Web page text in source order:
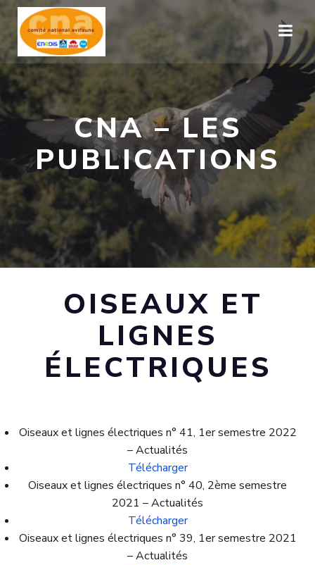
Aller
contenu
CNA – LES
PUBLICATIONS
OISEAUX ET
LIGNES
ÉLECTRIQUES
Oiseaux et lignes électriques n° 41, 1er semestre 2022
– Actualités
Télécharger
Oiseaux et lignes électriques n° 40, 2ème semestre
2021 – Actualités
Télécharger
Oiseaux et lignes électriques n° 39, 1er semestre 2021
– Actualités